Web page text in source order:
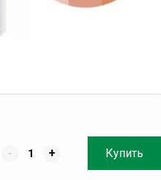
- + Купить